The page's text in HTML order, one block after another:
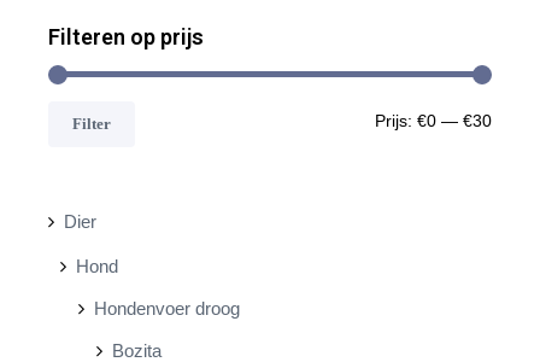
Filteren op prijs
MM
Filter Prijs: €0 — €30
Dier
Hond
Hondenvoer droog
Bozita